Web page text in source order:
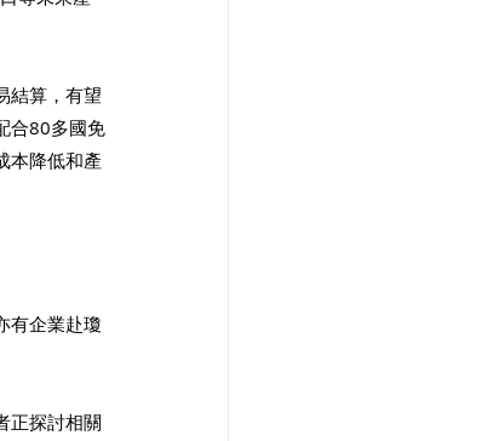
結算，有望
合80多國免
本降低和產
有企業赴瓊
正探討相關